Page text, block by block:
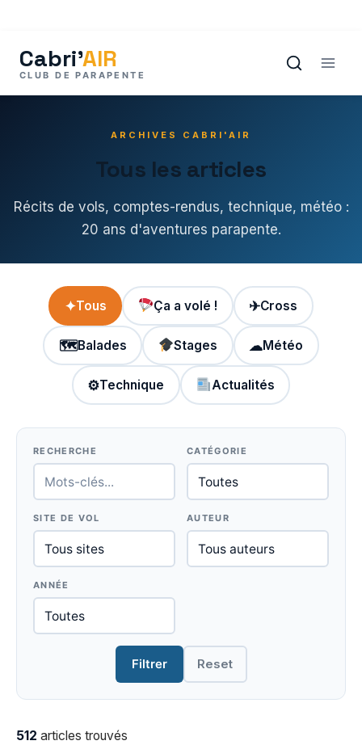
contenu
ARCHIVES CABRI'AIR
Tous les articles
Récits de vols, comptes-rendus, technique, météo :
20 ans d'aventures parapente.
✦Tous Ça a volé ! ✈Cross
🗺Balades Stages ☁Météo
⚙Technique Actualités
RECHERCHE CATÉGORIE
SITE DE VOL AUTEUR
ANNÉE
Filtrer Reset
512 articles trouvés